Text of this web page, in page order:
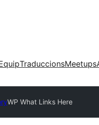
TraduccionsMeetups
WP What Links Here